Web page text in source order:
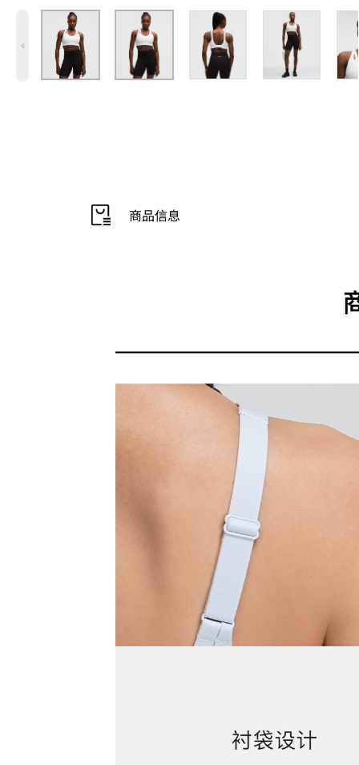
4
商品信息